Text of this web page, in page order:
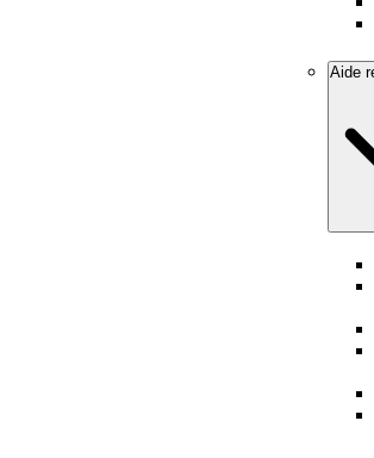
Aide